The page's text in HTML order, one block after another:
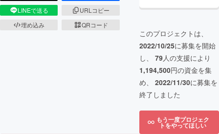
LINEで送る
URLコピー
埋め込み
QRコード
このプロジェクトは、
2022/10/25に募集を開始
し、 79人の支援により
1,194,500円の資金を集
め、 2022/11/30に募集を
終了しました
もう一度プロジェク
トをやってほしい